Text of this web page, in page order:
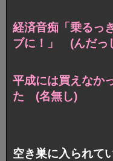
経済音痴「乗るっ
ブに！」 (んだっ
平成には買えなか
た (名無し)
空き巣に入られて